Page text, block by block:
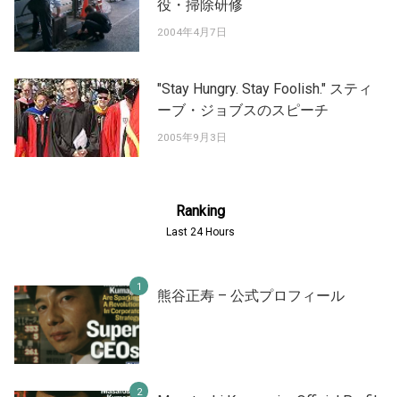
役・掃除研修
2004年4月7日
"Stay Hungry. Stay Foolish." スティ
ーブ・ジョブスのスピーチ
2005年9月3日
Ranking
Last 24 Hours
熊谷正寿 – 公式プロフィール